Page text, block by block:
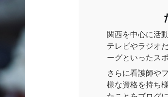
関西を中心に活
テレビやラジオ
ーグといったス
さらに看護師や
様な資格を持ち